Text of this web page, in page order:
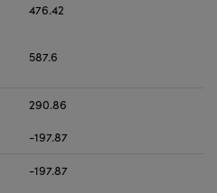
476.42
587.6
290.86
-197.87
-197.87